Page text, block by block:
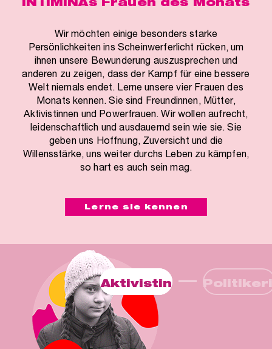
Wir möchten einige besonders starke
Persönlichkeiten ins Scheinwerferlicht rücken, um
ihnen unsere Bewunderung auszusprechen und
anderen zu zeigen, dass der Kampf für eine bessere
Welt niemals endet. Lerne unsere vier Frauen des
Monats kennen. Sie sind Freundinnen, Mütter,
Aktivistinnen und Powerfrauen. Wir wollen aufrecht,
leidenschaftlich und ausdauernd sein wie sie. Sie
geben uns Hoffnung, Zuversicht und die
Willensstärke, uns weiter durchs Leben zu kämpfen,
so hart es auch sein mag.
Lerne sie kennen
Aktivistin